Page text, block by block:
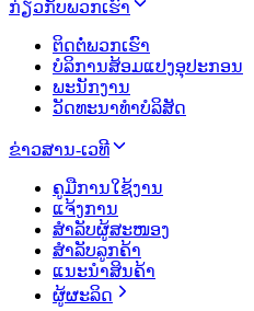
ກ່ຽວກັບພວກເຮົາ
ຕິດຕໍ່ພວກເຮົາ
ບໍລິການສ້ອມແປງອຸປະກອນ
ພະນັກງານ
ວັດທະນາທຳບໍລິສັດ
ຂ່າວສານ-ເວທີ
ຄູມືການໃຊ້ງານ
ແຈ້ງການ
ສຳລັບຜູ້ສະໜອງ
ສຳລັບລູກຄ້າ
ແນະນຳສິນຄ້າ
ຜູ້ຜະລິດ